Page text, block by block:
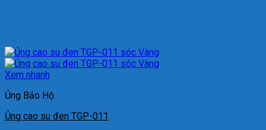
Xem nhanh
Ủng Bảo Hộ
Ủng cao su đen TGP-011